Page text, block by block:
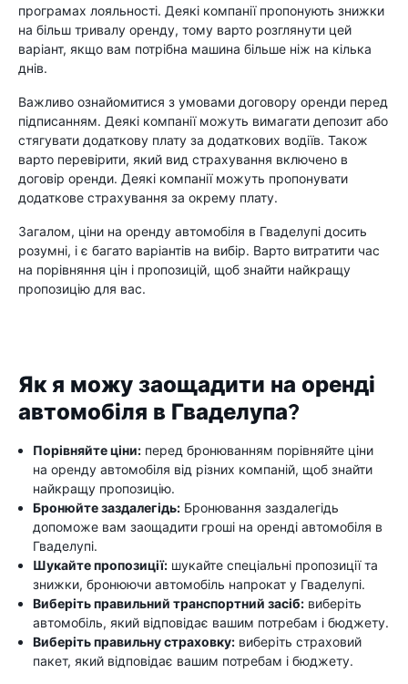
програмах лояльності. Деякі компанії пропонують знижки
на більш тривалу оренду, тому варто розглянути цей
варіант, якщо вам потрібна машина більше ніж на кілька
днів.
Важливо ознайомитися з умовами договору оренди перед
підписанням. Деякі компанії можуть вимагати депозит або
стягувати додаткову плату за додаткових водіїв. Також
варто перевірити, який вид страхування включено в
договір оренди. Деякі компанії можуть пропонувати
додаткове страхування за окрему плату.
Загалом, ціни на оренду автомобіля в Гваделупі досить
розумні, і є багато варіантів на вибір. Варто витратити час
на порівняння цін і пропозицій, щоб знайти найкращу
пропозицію для вас.
Як я можу заощадити на оренді
автомобіля в Гваделупа?
Порівняйте ціни: перед бронюванням порівняйте ціни
на оренду автомобіля від різних компаній, щоб знайти
найкращу пропозицію.
Бронюйте заздалегідь: Бронювання заздалегідь
допоможе вам заощадити гроші на оренді автомобіля в
Гваделупі.
Шукайте пропозиції: шукайте спеціальні пропозиції та
знижки, бронюючи автомобіль напрокат у Гваделупі.
Виберіть правильний транспортний засіб: виберіть
автомобіль, який відповідає вашим потребам і бюджету.
Виберіть правильну страховку: виберіть страховий
пакет, який відповідає вашим потребам і бюджету.